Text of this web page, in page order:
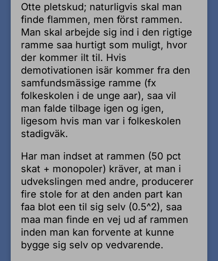
Otte pletskud; naturligvis skal man
finde flammen, men först rammen.
Man skal arbejde sig ind i den rigtige
ramme saa hurtigt som muligt, hvor
der kommer ilt til. Hvis
demotivationen isär kommer fra den
samfundsmässige ramme (fx
folkeskolen i de unge aar), saa vil
man falde tilbage igen og igen,
ligesom hvis man var i folkeskolen
stadigväk.
Har man indset at rammen (50 pct
skat + monopoler) kräver, at man i
udvekslingen med andre, producerer
fire stole for at den anden part kan
faa blot een til sig selv (0.5^2), saa
maa man finde en vej ud af rammen
inden man kan forvente at kunne
bygge sig selv op vedvarende.